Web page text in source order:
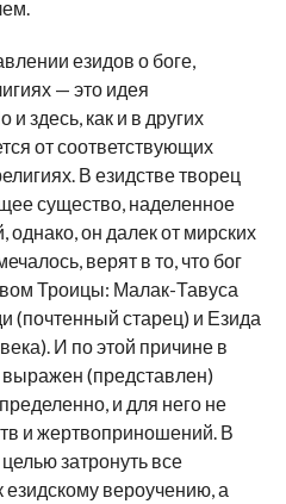
езидов о боге,
— это идея
здесь, как и в других
от соответствующих
В езидстве творец
существо, наделенное
однако, он далек от мирских
верят в то, что бог
Троицы: Малак-Тавуса
(почтенный старец) и Езида
И по этой причине в
выражен (представлен)
и для него не
и жертвоприношений. В
затронуть все
вероучению, а